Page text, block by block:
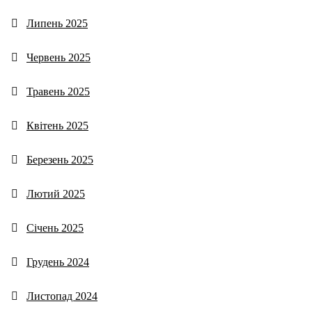
Липень 2025
Червень 2025
Травень 2025
Квітень 2025
Березень 2025
Лютий 2025
Січень 2025
Грудень 2024
Листопад 2024